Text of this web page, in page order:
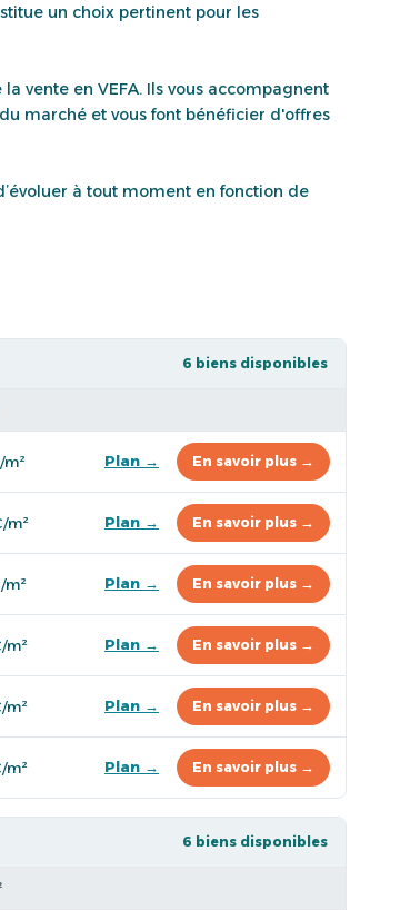
un choix pertinent pour les
vente en VEFA. Ils vous accompagnent
marché et vous font bénéficier d'offres
à tout moment en fonction de
6 biens disponibles
Plan → En savoir plus →
m² Plan → En savoir plus →
m² Plan → En savoir plus →
m² Plan → En savoir plus →
m² Plan → En savoir plus →
m² Plan → En savoir plus →
6 biens disponibles